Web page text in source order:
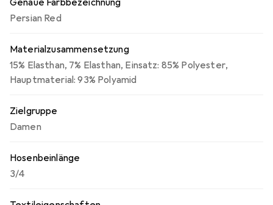
Genaue Farbbezeichnung
Persian Red
Materialzusammensetzung
15% Elasthan, 7% Elasthan, Einsatz: 85% Polyester,
Hauptmaterial: 93% Polyamid
Zielgruppe
Damen
Hosenbeinlänge
3/4